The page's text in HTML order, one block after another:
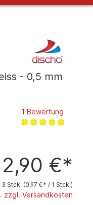
- 0,5 mm
1 Bewertung
2,90 €*
3 Stck. (0,97 €* / 1 Stck.)
zzgl. Versandkosten